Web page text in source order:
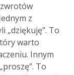
z
„dziękuję”. To
warto
Innym
To